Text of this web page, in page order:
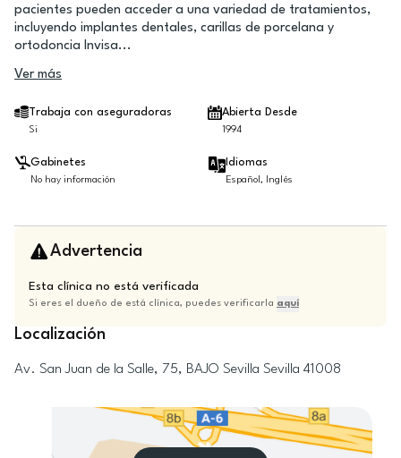
pacientes pueden acceder a una variedad de tratamientos,
incluyendo implantes dentales, carillas de porcelana y
ortodoncia Invisa...
Ver más
Trabaja con aseguradoras
Si
Abierta Desde
1994
Gabinetes
No hay información
Idiomas
Español, Inglés
Advertencia
Esta clínica no está verificada
Si eres el dueño de está clínica, puedes verificarla aquí
Localización
Av. San Juan de la Salle, 75, BAJO Sevilla Sevilla 41008